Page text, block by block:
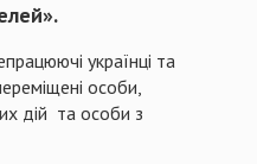
українці та
особи,
дій та особи з